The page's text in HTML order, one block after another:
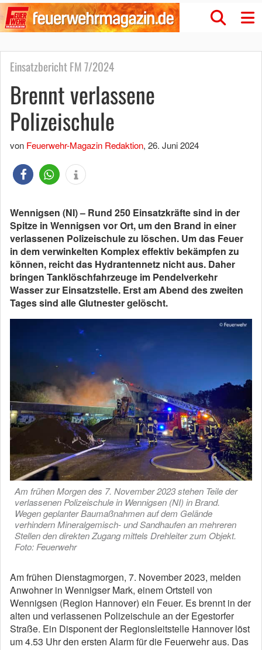
Einsatzbericht FM 7/2024
Brennt verlassene
Polizeischule
von Feuerwehr-Magazin Redaktion, 26. Juni 2024
Wennigsen (NI) – Rund 250 Einsatzkräfte sind in der
Spitze in Wennigsen vor Ort, um den Brand in einer
verlassenen Polizeischule zu löschen. Um das Feuer
in dem verwinkelten Komplex effektiv bekämpfen zu
können, reicht das Hydrantennetz nicht aus. Daher
bringen Tanklöschfahrzeuge im Pendelverkehr
Wasser zur Einsatzstelle. Erst am Abend des zweiten
Tages sind alle Glutnester gelöscht.
Am frühen Morgen des 7. November 2023 stehen Teile der
verlassenen Polizeischule in Wennigsen (NI) in Brand.
Wegen geplanter Baumaßnahmen auf dem Gelände
verhindern Mineralgemisch- und Sandhaufen an mehreren
Stellen den direkten Zugang mittels Drehleiter zum Objekt.
Foto: Feuerwehr
Am frühen Dienstagmorgen, 7. November 2023, melden
Anwohner in Wennigser Mark, einem Ortsteil von
Wennigsen (Region Hannover) ein Feuer. Es brennt in der
alten und verlassenen Polizeischule an der Egestorfer
Straße. Ein Disponent der Regionsleitstelle Hannover löst
um 4.53 Uhr den ersten Alarm für die Feuerwehr aus. Das